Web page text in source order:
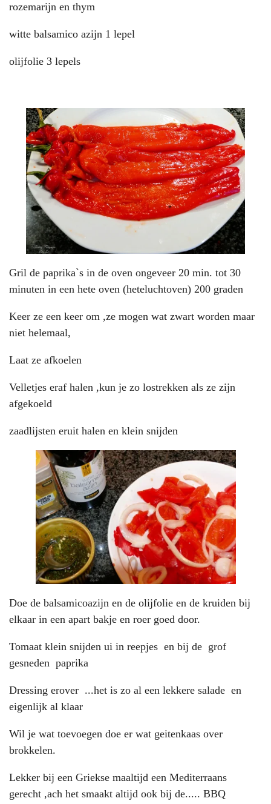
rozemarijn en thym
witte balsamico azijn 1 lepel
olijfolie 3 lepels
Gril de paprika`s in de oven ongeveer 20 min. tot 30
minuten in een hete oven (heteluchtoven) 200 graden
Keer ze een keer om ,ze mogen wat zwart worden maar
niet helemaal,
Laat ze afkoelen
Velletjes eraf halen ,kun je zo lostrekken als ze zijn
afgekoeld
zaadlijsten eruit halen en klein snijden
Doe de balsamicoazijn en de olijfolie en de kruiden bij
elkaar in een apart bakje en roer goed door.
Tomaat klein snijden ui in reepjes en bij de grof
gesneden paprika
Dressing erover ...het is zo al een lekkere salade en
eigenlijk al klaar
Wil je wat toevoegen doe er wat geitenkaas over
brokkelen.
Lekker bij een Griekse maaltijd een Mediterraans
gerecht ,ach het smaakt altijd ook bij de..... BBQ